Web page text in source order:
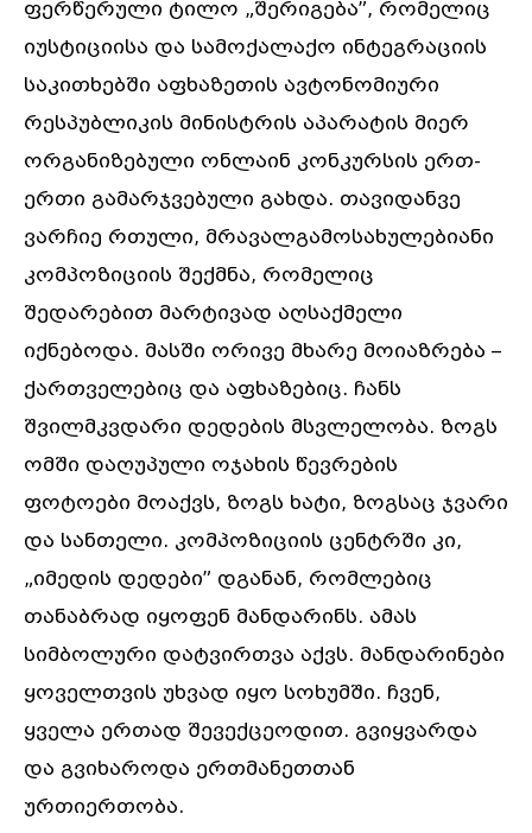
ფერწერული ტილო „შერიგება”, რომელიც
იუსტიციისა და სამოქალაქო ინტეგრაციის
საკითხებში აფხაზეთის ავტონომიური
რესპუბლიკის მინისტრის აპარატის მიერ
ორგანიზებული ონლაინ კონკურსის ერთ-
ერთი გამარჯვებული გახდა. თავიდანვე
ვარჩიე რთული, მრავალგამოსახულებიანი
კომპოზიციის შექმნა, რომელიც
შედარებით მარტივად აღსაქმელი
იქნებოდა. მასში ორივე მხარე მოიაზრება –
ქართველებიც და აფხაზებიც. ჩანს
შვილმკვდარი დედების მსვლელობა. ზოგს
ომში დაღუპული ოჯახის წევრების
ფოტოები მოაქვს, ზოგს ხატი, ზოგსაც ჯვარი
და სანთელი. კომპოზიციის ცენტრში კი,
„იმედის დედები” დგანან, რომლებიც
თანაბრად იყოფენ მანდარინს. ამას
სიმბოლური დატვირთვა აქვს. მანდარინები
ყოველთვის უხვად იყო სოხუმში. ჩვენ,
ყველა ერთად შევექცეოდით. გვიყვარდა
და გვიხაროდა ერთმანეთთან
ურთიერთობა.